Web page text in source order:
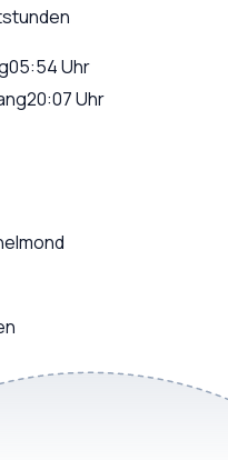
05:54 Uhr
20:07 Uhr